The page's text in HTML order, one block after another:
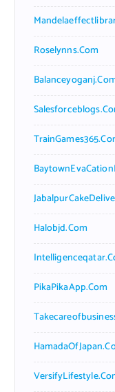
Roselynns.com
Halobjd.com
PikaPikaApp.com